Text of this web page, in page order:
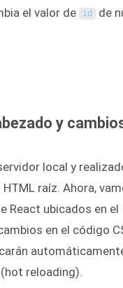
el valor de id de
y
local y
raíz. Ahora,
React ubicados en el
en el código
reloading).